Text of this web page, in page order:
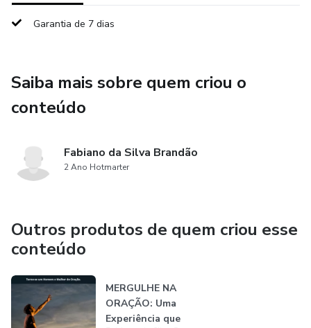
Garantia de 7 dias
Saiba mais sobre quem criou o
conteúdo
Fabiano da Silva Brandão
2 Ano Hotmarter
Outros produtos de quem criou esse
conteúdo
MERGULHE NA
ORAÇÃO: Uma
Experiência que